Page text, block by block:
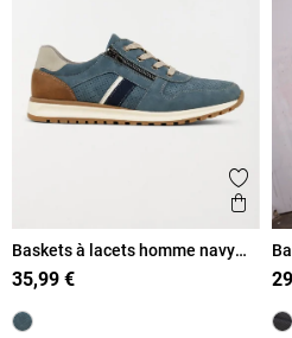
Baskets à lacets homme navy
(40-45)
35,99 €